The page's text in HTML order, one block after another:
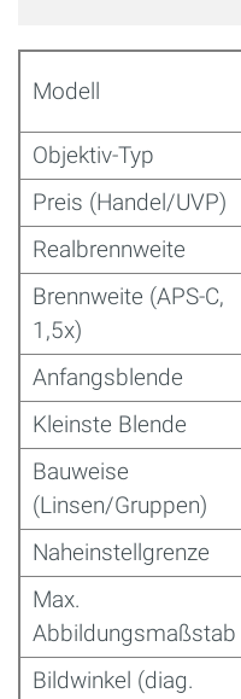
Modell
Objektiv-Typ
Preis (Handel/UVP)
Realbrennweite
Brennweite (APS-C,
1,5x)
Anfangsblende
Kleinste Blende
Bauweise
(Linsen/Gruppen)
Naheinstellgrenze
Max.
Abbildungsmaßstab
Bildwinkel (diag.